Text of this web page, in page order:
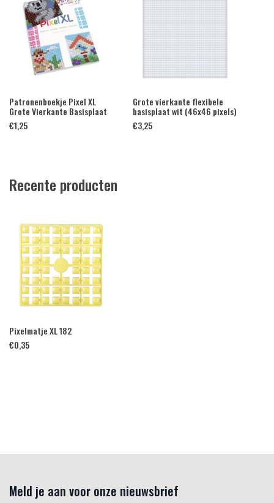
Patronenboekje Pixel XL
Grote Vierkante Basisplaat
€1,25
Grote vierkante flexibele
basisplaat wit (46x46 pixels)
€3,25
Recente producten
Pixelmatje XL 182
€0,35
Meld je aan voor onze nieuwsbrief